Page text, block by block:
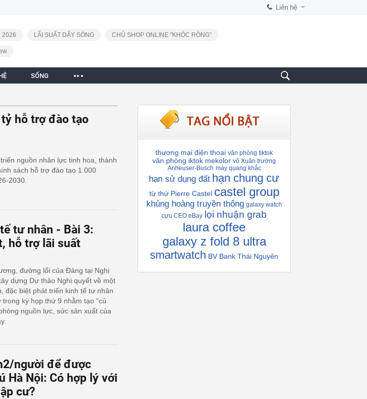
Liên hệ
2026 LÃI SUẤT DẬY SÓNG CHỦ SHOP ONLINE "KHÓC RÒNG"
SỐNG
hỗ trợ đào tạo
nguồn nhân lực tinh hoa, thành
sách hỗ trợ đào tạo 1.000
2030.
tư nhân - Bài 3:
hỗ trợ lãi suất
đường lối của Đảng tại Nghị
dựng Dự thảo Nghị quyết về một
đặc biệt phát triển kinh tế tư nhân
kỳ họp thứ 9 nhằm tạo “cú
nguồn lực, sức sản xuất của
người để được
Hà Nội: Có hợp lý với
cư?
thương mại điện thoại văn phòng tiktok
văn phòng iktok mekolor võ Xuân trường
Anheuser-Busch máy quang khắc
hạn sử dụng đất hạn chung cư
từ thứ Pierre Castel castel group
khủng hoàng truyền thông galaxy watch
cựu CEO eBay lọi nhuận grab
laura coffee
galaxy z fold 8 ultra
smartwatch BV Bank Thái Nguyên